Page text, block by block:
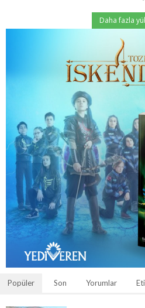
Daha fazla
Popüler Son Yorumlar